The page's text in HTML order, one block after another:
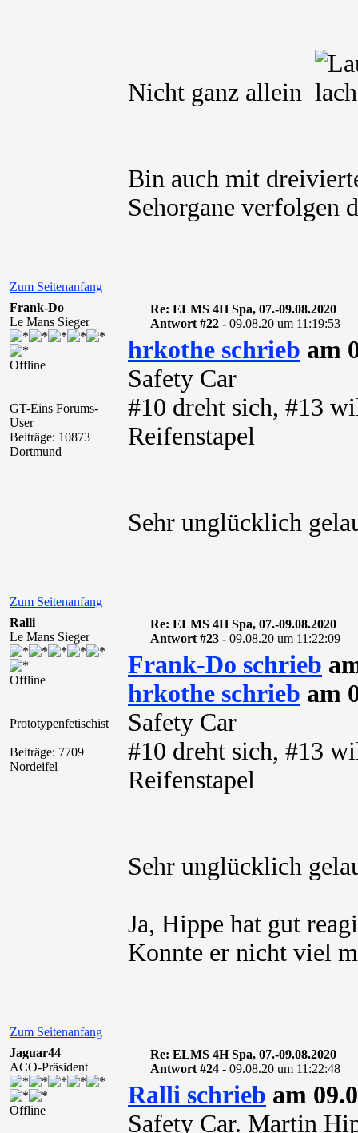
Nicht ganz allein
Bin auch mit
Sehorgane verfolgen
Zum Seitenanfang
Frank-Do
Le Mans Sieger
Offline
GT-Eins Forums-
User
Beiträge: 10873
Dortmund
Re: ELMS 4H Spa, 07.-09.08.2020
Antwort #22 - 09.08.20 um 11:19:53
hrkothe schrieb am
Safety Car
#10 dreht sich, #13
Reifenstapel
Sehr unglücklich
Zum Seitenanfang
Ralli
Le Mans Sieger
Offline
Prototypenfetischist
Beiträge: 7709
Nordeifel
Re: ELMS 4H Spa, 07.-09.08.2020
Antwort #23 - 09.08.20 um 11:22:09
Frank-Do schrieb
hrkothe schrieb am
Safety Car
#10 dreht sich, #13
Reifenstapel
Sehr unglücklich
Ja, Hippe hat gut
Konnte er nicht viel
Zum Seitenanfang
Jaguar44
ACO-Präsident
Offline
Re: ELMS 4H Spa, 07.-09.08.2020
Antwort #24 - 09.08.20 um 11:22:48
Ralli schrieb am
Safety Car. Martin